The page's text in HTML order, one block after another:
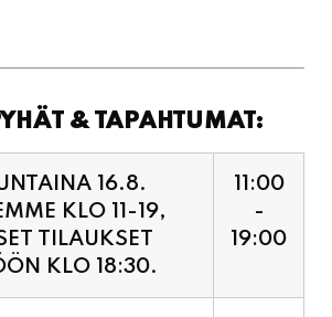
& TAPAHTUMAT:
16.8.
KLO 11-19,
TILAUKSET
KLO 18:30.
11:00
-
19:00